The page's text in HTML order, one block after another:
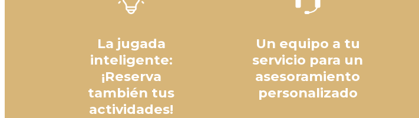
La jugada
inteligente:
¡Reserva
también tus
actividades!
Un equipo a tu
servicio para un
asesoramiento
personalizado